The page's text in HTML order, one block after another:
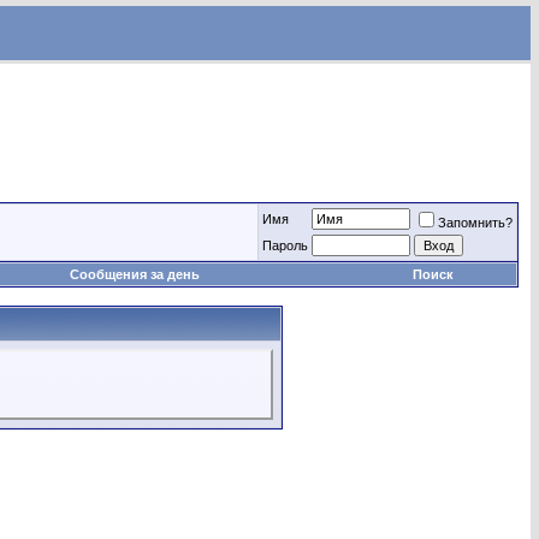
Имя
Запомнить?
Пароль
Сообщения за день Поиск